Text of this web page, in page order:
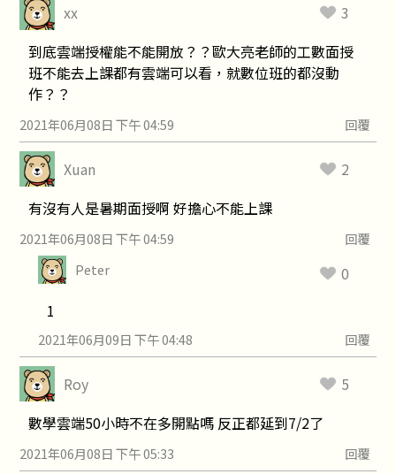
xx
3
到底雲端授權能不能開放？？歐大亮老師的工數面授
班不能去上課都有雲端可以看，就數位班的都沒動
作？？
2021年06月08日 下午 04:59 回覆
Xuan
2
有沒有人是暑期面授啊 好擔心不能上課
2021年06月08日 下午 04:59 回覆
0
Peter
1
2021年06月09日 下午 04:48 回覆
Roy
5
數學雲端50小時不在多開點嗎 反正都延到7/2了
2021年06月08日 下午 05:33 回覆